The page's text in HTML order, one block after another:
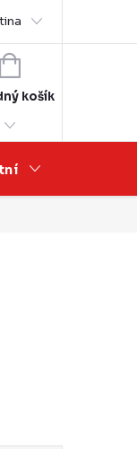
NÁKUPNÍ
KOŠÍK
košík